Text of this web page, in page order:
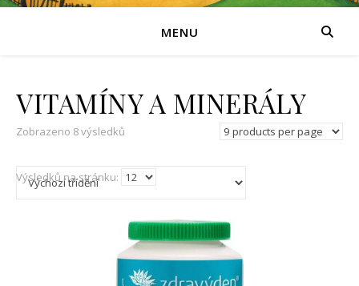
MENU
VITAMÍNY A MINERÁLY
Zobrazeno 8 výsledků
Výsledků na stránku: